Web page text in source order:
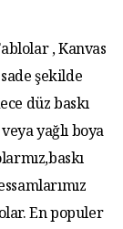
, Kanvas
şekilde
düz baskı
yağlı boya
En populer